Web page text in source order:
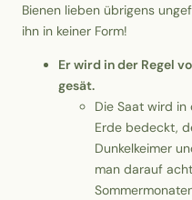
Bienen lieben übrigens
ihn in keiner Form!
Er wird in der Regel
gesät.
Die Saat wird
Erde bedeckt,
Dunkelkeimer
man darauf